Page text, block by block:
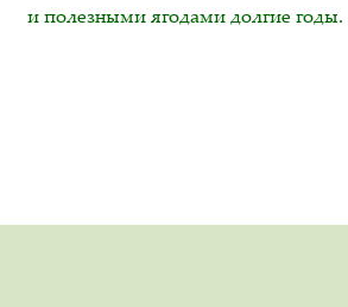
и полезными ягодами долгие годы.